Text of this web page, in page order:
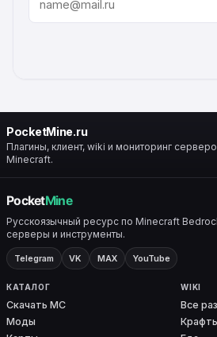
PocketMine.ru
Плагины, клиент, wiki и мониторинг
Minecraft.
Русскоязычный ресурс по Minecraft
серверы и инструменты.
Telegram VK MAX YouTube
КАТАЛОГ
Скачать MC
Моды
WIKI
Все